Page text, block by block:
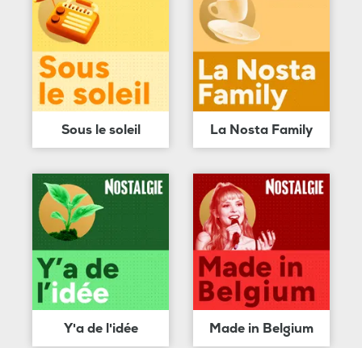
Sous le soleil La Nosta Family
Y'a de l'idée Made in Belgium